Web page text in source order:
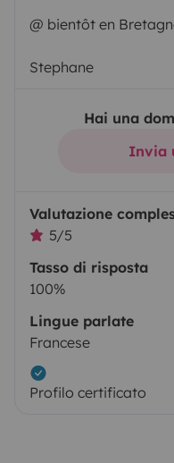
@ bientôt en
Stephane
Hai una
Invia
Valutazione
5/5
Tasso di risposta
100%
Lingue parlate
Francese
Profilo certificato